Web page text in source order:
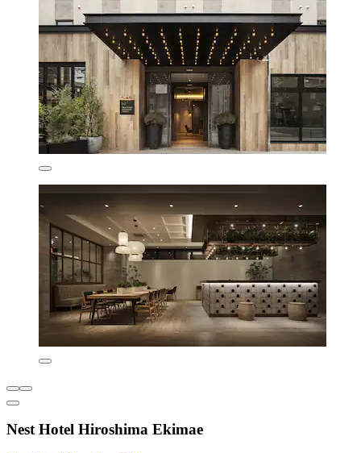
Nest Hotel Hiroshima Ekimae